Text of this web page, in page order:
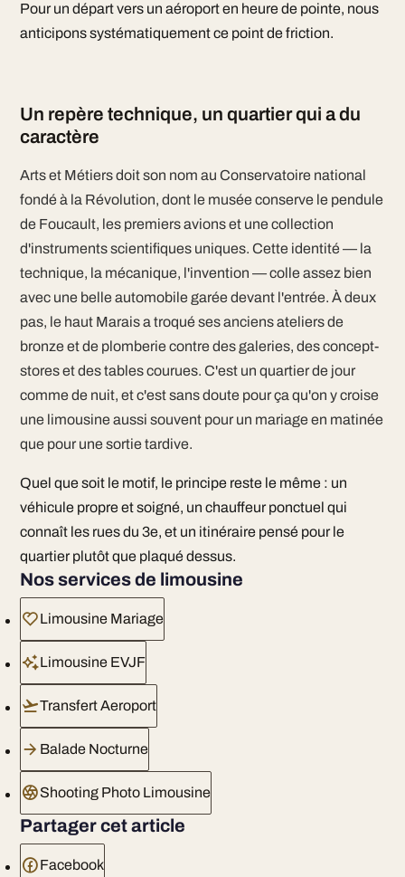
Pour un départ vers un aéroport en heure de pointe, nous
anticipons systématiquement ce point de friction.
Un repère technique, un quartier qui a du
caractère
Arts et Métiers doit son nom au Conservatoire national
fondé à la Révolution, dont le musée conserve le pendule
de Foucault, les premiers avions et une collection
d'instruments scientifiques uniques. Cette identité — la
technique, la mécanique, l'invention — colle assez bien
avec une belle automobile garée devant l'entrée. À deux
pas, le haut Marais a troqué ses anciens ateliers de
bronze et de plomberie contre des galeries, des concept-
stores et des tables courues. C'est un quartier de jour
comme de nuit, et c'est sans doute pour ça qu'on y croise
une limousine aussi souvent pour un mariage en matinée
que pour une sortie tardive.
Quel que soit le motif, le principe reste le même : un
véhicule propre et soigné, un chauffeur ponctuel qui
connaît les rues du 3e, et un itinéraire pensé pour le
quartier plutôt que plaqué dessus.
Nos services de limousine
Limousine Mariage
Limousine EVJF
Transfert Aeroport
Balade Nocturne
Shooting Photo Limousine
Partager cet article
Facebook